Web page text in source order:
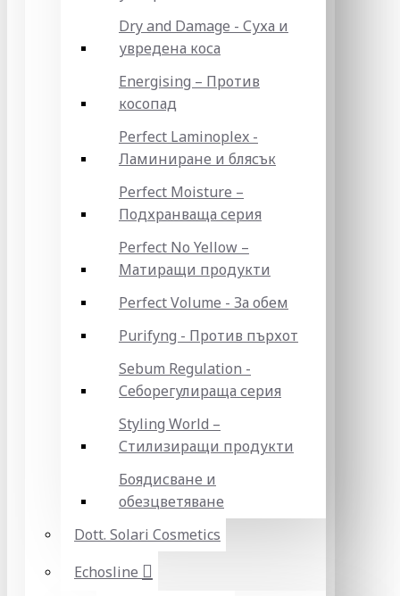
Dry and Damage - Суха и
увредена коса
Energising – Против
косопад
Perfect Laminoplex -
Ламиниране и блясък
Perfect Moisture –
Подхранваща серия
Perfect No Yellow –
Матиращи продукти
Perfect Volume - За обем
Purifyng - Против пърхот
Sebum Regulation -
Себорегулираща серия
Styling World –
Стилизиращи продукти
Боядисване и
обезцветяване
Dott. Solari Cosmetics
Echosline